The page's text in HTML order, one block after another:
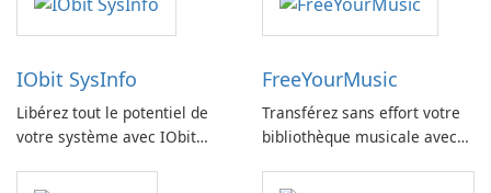
IObit SysInfo
Libérez tout le potentiel de
votre système avec IObit
FreeYourMusic
Transférez sans effort votre
bibliothèque musicale avec